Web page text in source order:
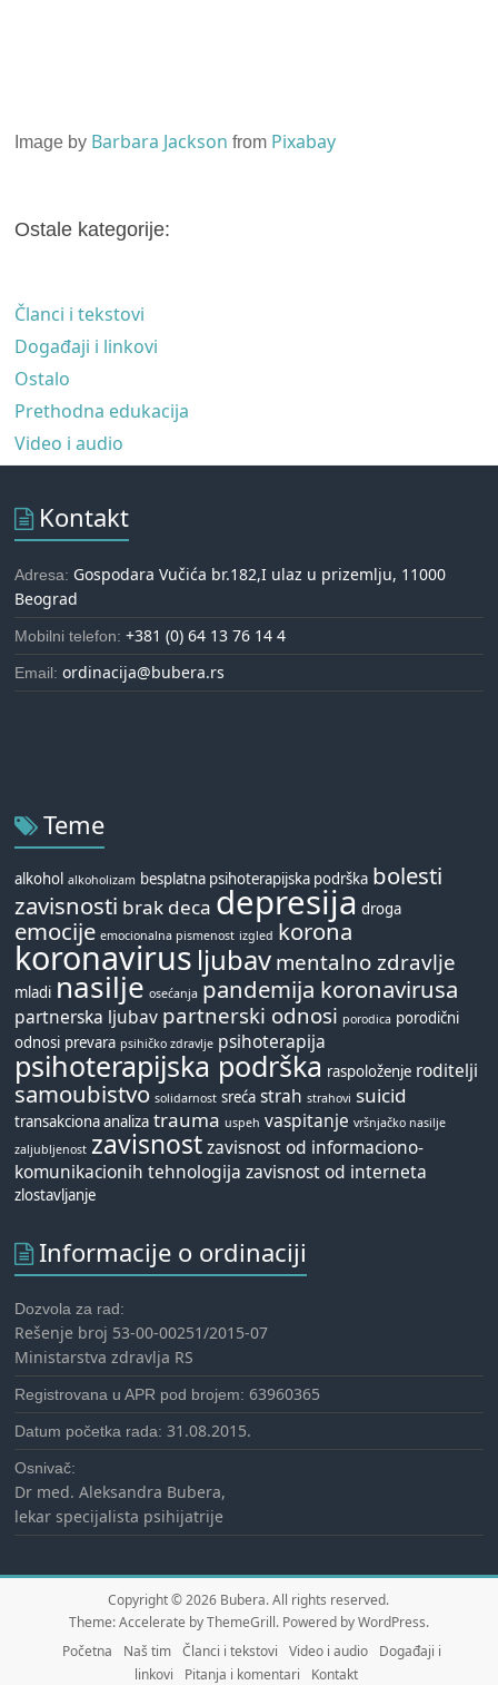
Image by Barbara Jackson from Pixabay
Ostale kategorije:
Članci i tekstovi
Događaji i linkovi
Ostalo
Prethodna edukacija
Video i audio
Kontakt
Adresa: Gospodara Vučića br.182,I ulaz u prizemlju, 11000
Beograd
Mobilni telefon:+381 (0) 64 13 76 14 4
Email:ordinacija@bubera.rs
Teme
alkohol alkoholizam besplatna psihoterapijska podrška bolesti
zavisnosti brak deca depresija droga
emocije emocionalna pismenost izgled korona
koronavirus ljubav mentalno zdravlje
mladi nasilje osećanja pandemija koronavirusa
partnerska ljubav partnerski odnosi porodica porodični
odnosi prevara psihičko zdravlje psihoterapija
psihoterapijska podrška raspoloženje roditelji
samoubistvo solidarnost sreća strah strahovi suicid
transakciona analiza trauma uspeh vaspitanje vršnjačko nasilje
zaljubljenost zavisnost zavisnost od informaciono-
komunikacionih tehnologija zavisnost od interneta
zlostavljanje
Informacije o ordinaciji
Dozvola za rad:
Rešenje broj 53-00-00251/2015-07
Ministarstva zdravlja RS
Registrovana u APR pod brojem:63960365
Datum početka rada:31.08.2015.
Osnivač:
Dr med. Aleksandra Bubera,
lekar specijalista psihijatrije
Copyright © 2026 Bubera. All rights reserved.
Theme:Accelerate by ThemeGrill. Powered byWordPress.
Početna
Naš tim Članci i tekstovi Video i audio
Događaji i
linkovi
Pitanja i komentari Kontakt